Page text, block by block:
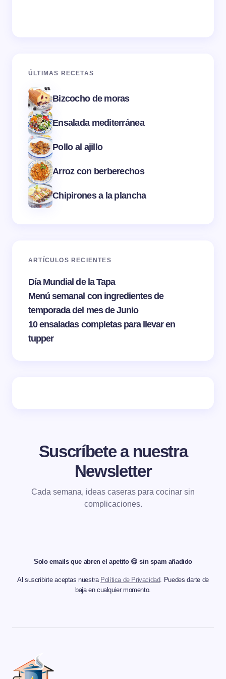
ÚLTIMAS RECETAS
Bizcocho de moras
Ensalada mediterránea
Pollo al ajillo
Arroz con berberechos
Chipirones a la plancha
ARTÍCULOS RECIENTES
Día Mundial de la Tapa
Menú semanal con ingredientes de
temporada del mes de Junio
10 ensaladas completas para llevar en
tupper
Suscríbete a nuestra
Newsletter
Cada semana, ideas caseras para cocinar sin
complicaciones.
Solo emails que abren el apetito 😋 sin spam añadido
Al suscribirte aceptas nuestra Política de Privacidad. Puedes darte de
baja en cualquier momento.